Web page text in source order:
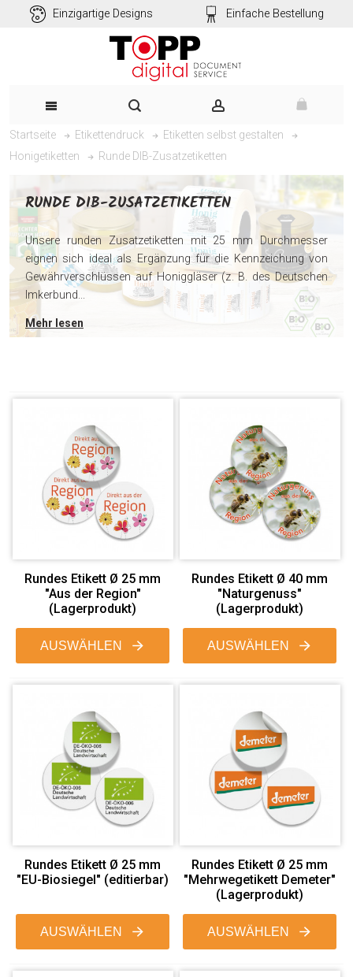
Einzigartige Designs Einfache Bestellung
Startseite Etikettendruck
Etiketten selbst gestalten
Honigetiketten
Runde DIB-Zusatzetiketten
RUNDE DIB-ZUSATZETIKETTEN
Unsere runden Zusatzetiketten mit 25 mm Durchmesser
eignen sich ideal als Ergänzung für die Kennzeichung von
Gewährverschlüssen auf Honiggläser (z. B. des Deutschen
Imkerbund...
Mehr lesen
Rundes Etikett Ø 25 mm
"Aus der Region"
(Lagerprodukt)
AUSWÄHLEN
Rundes Etikett Ø 40 mm
"Naturgenuss"
(Lagerprodukt)
AUSWÄHLEN
Rundes Etikett Ø 25 mm
"EU-Biosiegel" (editierbar)
AUSWÄHLEN
Rundes Etikett Ø 25 mm
"Mehrwegetikett Demeter"
(Lagerprodukt)
AUSWÄHLEN